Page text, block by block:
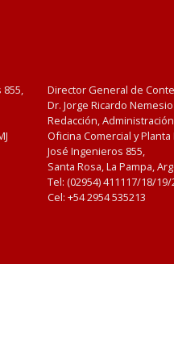
855,
Director General de
Dr. Jorge Ricardo Nemesio
Redacción,
Oficina Comercial y
José Ingenieros 855,
Santa Rosa, La Pampa,
Tel: (02954) 411117/18/19/
Cel: +54 2954 535213